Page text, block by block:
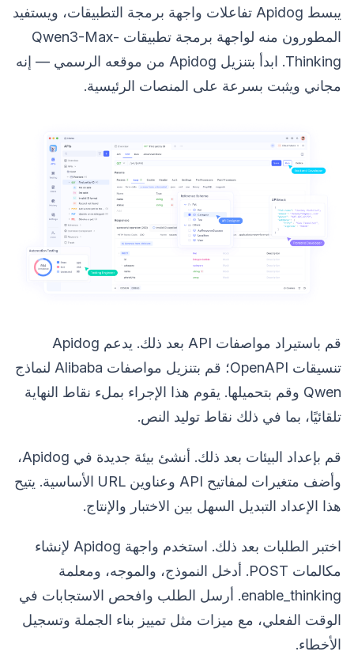
يبسط Apidog تفاعلات واجهة برمجة التطبيقات، ويستفيد
المطورون منه لواجهة برمجة تطبيقات Qwen3-Max-
Thinking. ابدأ بتنزيل Apidog من موقعه الرسمي — إنه
مجاني ويثبت بسرعة على المنصات الرئيسية.
قم باستيراد مواصفات API بعد ذلك. يدعم Apidog
تنسيقات OpenAPI؛ قم بتنزيل مواصفات Alibaba لنماذج
Qwen وقم بتحميلها. يقوم هذا الإجراء بملء نقاط النهاية
تلقائيًا، بما في ذلك نقاط توليد النص.
قم بإعداد البيئات بعد ذلك. أنشئ بيئة جديدة في Apidog،
وأضف متغيرات لمفاتيح API وعناوين URL الأساسية. يتيح
هذا الإعداد التبديل السهل بين الاختبار والإنتاج.
اختبر الطلبات بعد ذلك. استخدم واجهة Apidog لإنشاء
مكالمات POST. أدخل النموذج، والموجه، ومعلمة
enable_thinking. أرسل الطلب وافحص الاستجابات في
الوقت الفعلي، مع ميزات مثل تمييز بناء الجملة وتسجيل
الأخطاء.